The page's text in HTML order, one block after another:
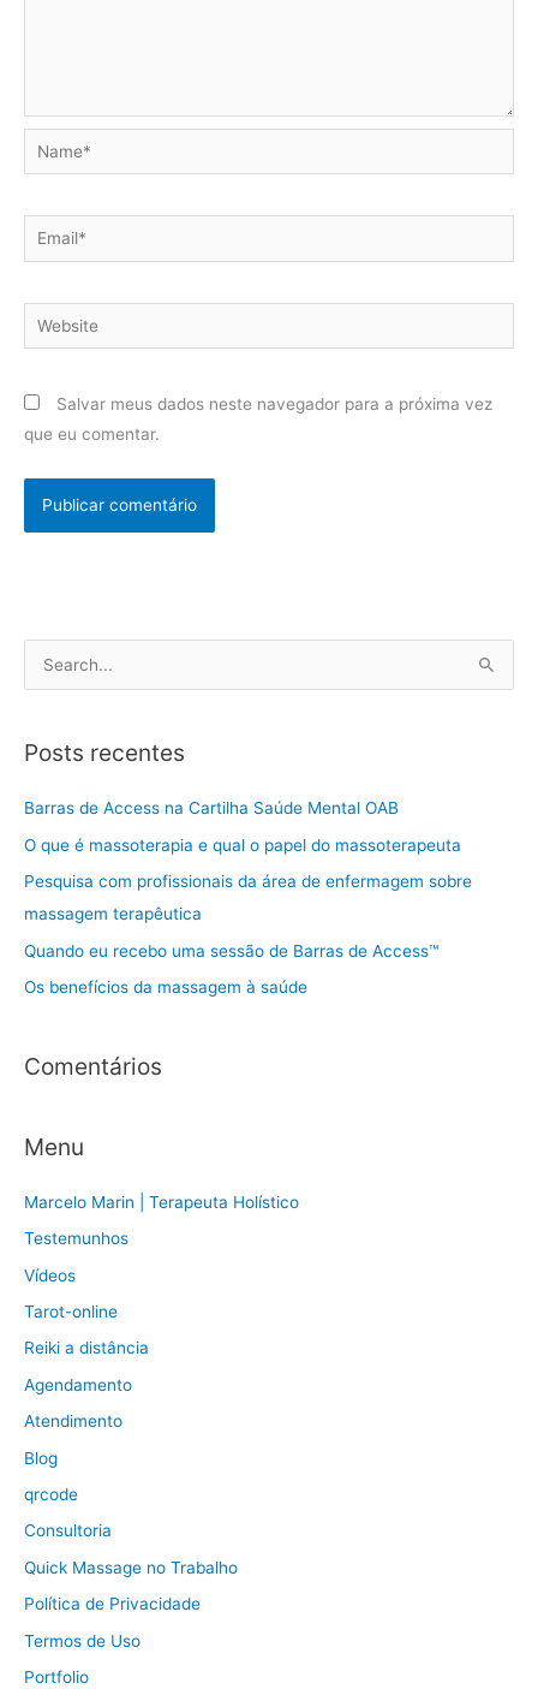
Name*
Email*
Website
Salvar meus dados neste navegador para a próxima vez
que eu comentar.
q
u
p
o
:
Posts recentes
Barras de Access na Cartilha Saúde Mental OAB
O que é massoterapia e qual o papel do massoterapeuta
Pesquisa com profissionais da área de enfermagem sobre
massagem terapêutica
Quando eu recebo uma sessão de Barras de Access™
Os benefícios da massagem à saúde
Comentários
Menu
Marcelo Marin | Terapeuta Holístico
Testemunhos
Vídeos
Tarot-online
Reiki a distância
Agendamento
Atendimento
Blog
qrcode
Consultoria
Quick Massage no Trabalho
Política de Privacidade
Termos de Uso
Portfolio